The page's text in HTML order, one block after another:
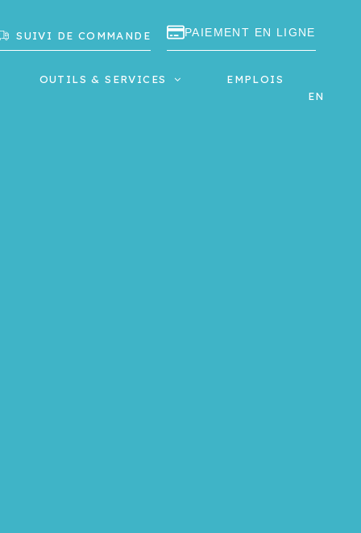
SUIVI DE COMMANDE PAIEMENT EN LIGNE
OUTILS & SERVICES
EMPLOIS
EN